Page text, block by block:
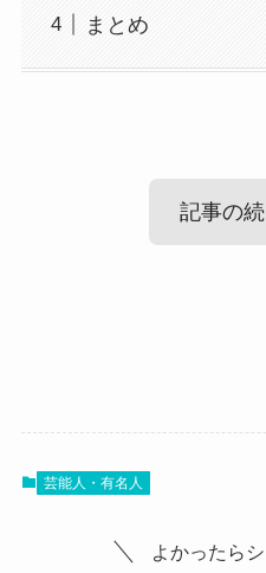
まとめ
記事の
市の高校でした！
IlluminaさんのSNSの中
では、Illuminaさんのプ
芸能人・有名人
よかったら